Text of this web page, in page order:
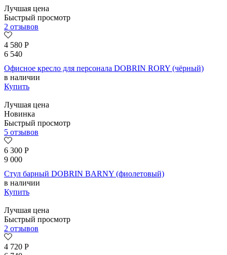
Лучшая цена
Быстрый просмотр
2 отзывов
4 580 Р
6 540
Офисное кресло для персонала DOBRIN RORY (чёрный)
в наличии
Купить
Лучшая цена
Новинка
Быстрый просмотр
5 отзывов
6 300 Р
9 000
Стул барный DOBRIN BARNY (фиолетовый)
в наличии
Купить
Лучшая цена
Быстрый просмотр
2 отзывов
4 720 Р